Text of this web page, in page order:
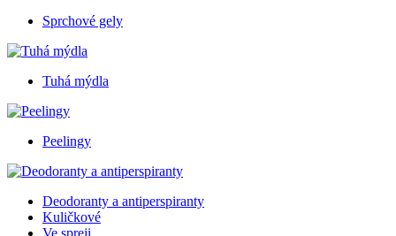
Sprchové gely
Tuhá mýdla
Peelingy
Deodoranty a antiperspiranty
Kuličkové